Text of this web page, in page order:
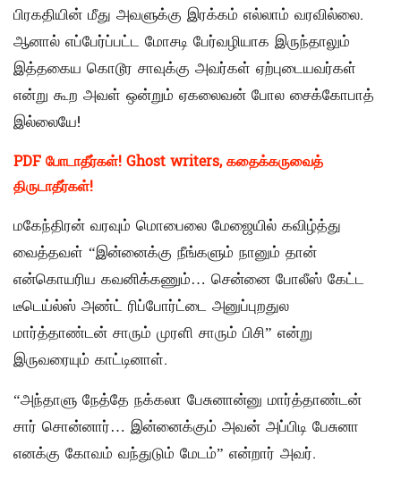
பிரகதியின் மீது அவளுக்கு இரக்கம் எல்லாம் வரவில்லை.
ஆனால் எப்பேர்ப்பட்ட மோசடி பேர்வழியாக இருந்தாலும்
இத்தகைய கொடூர சாவுக்கு அவர்கள் ஏற்புடையவர்கள்
என்று கூற அவள் ஒன்றும் ஏகலைவன் போல சைக்கோபாத்
இல்லையே!
PDF போடாதீர்கள்! Ghost writers, கதைக்கருவைத்
திருடாதீர்கள்!
மகேந்திரன் வரவும் மொபைலை மேஜையில் கவிழ்த்து
வைத்தவள் “இன்னைக்கு நீங்களும் நானும் தான்
என்கொயரிய கவனிக்கணும்… சென்னை போலீஸ் கேட்ட
டீடெய்ல்ஸ் அண்ட் ரிப்போர்ட்டை அனுப்புறதுல
மார்த்தாண்டன் சாரும் முரளி சாரும் பிசி” என்று
இருவரையும் காட்டினாள்.
“அந்தாளு நேத்தே நக்கலா பேசுனான்னு மார்த்தாண்டன்
சார் சொன்னார்… இன்னைக்கும் அவன் அப்பிடி பேசுனா
எனக்கு கோவம் வந்துடும் மேடம்” என்றார் அவர்.